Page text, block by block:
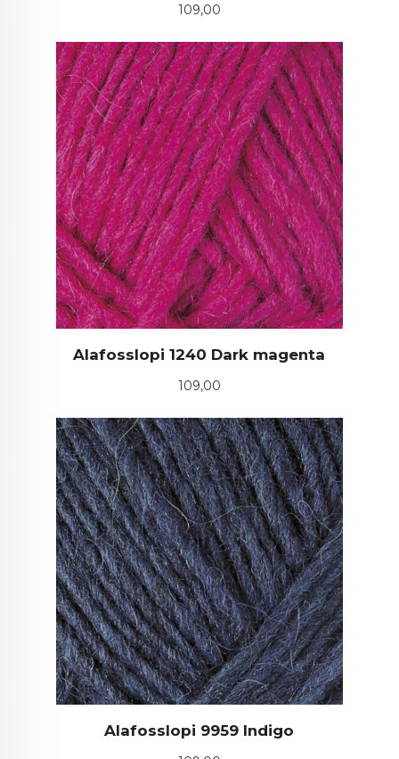
Pris
109,00
Alafosslopi 1240 Dark magenta
Pris
109,00
Alafosslopi 9959 Indigo